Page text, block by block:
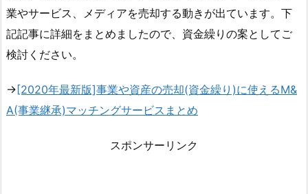
業やサービス、メディアを売却する動きが出ています。下
記記事に詳細をまとめましたので、資金繰りの案としてご
検討ください。
→[2020年最新版]事業や資産の売却(資金繰り)に使えるM&
A(事業継承)マッチングサービスまとめ
スポンサーリンク